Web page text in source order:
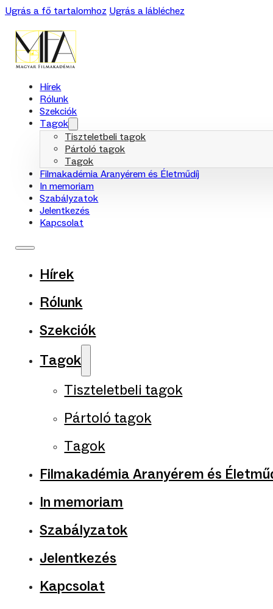
Ugrás a fő tartalomhoz Ugrás a lábléchez
Hírek
Rólunk
Szekciók
Tagok
Tiszteletbeli tagok
Pártoló tagok
Tagok
Filmakadémia Aranyérem és Életműdíj
In memoriam
Szabályzatok
Jelentkezés
Kapcsolat
Hírek
Rólunk
Szekciók
Tagok
Tiszteletbeli tagok
Pártoló tagok
Tagok
Filmakadémia Aranyérem és
In memoriam
Szabályzatok
Jelentkezés
Kapcsolat